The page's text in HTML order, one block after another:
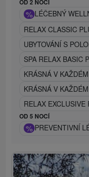
OD 2 NOCÍ
% LÉČEBNÝ
RELAX CLASSIC
UBYTOVÁNÍ S
SPA RELAX BASIC
KRÁSNÁ V
KRÁSNÁ V
RELAX EXCLUSIVE
OD 5 NOCÍ
% PREVENTIVNÍ